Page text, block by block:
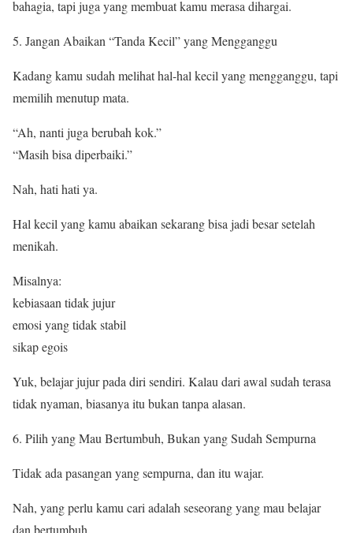
bahagia, tapi juga yang membuat kamu merasa dihargai.
Jangan Abaikan “Tanda Kecil” yang Mengganggu
Kadang kamu sudah melihat hal-hal kecil yang mengganggu, tapi
memilih menutup mata.
“Ah, nanti juga berubah kok.”
“Masih bisa diperbaiki.”
Nah, hati hati ya.
Hal kecil yang kamu abaikan sekarang bisa jadi besar setelah
menikah.
Misalnya:
kebiasaan tidak jujur
emosi yang tidak stabil
sikap egois
Yuk, belajar jujur pada diri sendiri. Kalau dari awal sudah terasa
tidak nyaman, biasanya itu bukan tanpa alasan.
Pilih yang Mau Bertumbuh, Bukan yang Sudah Sempurna
Tidak ada pasangan yang sempurna, dan itu wajar.
Nah, yang perlu kamu cari adalah seseorang yang mau belajar
dan bertumbuh.